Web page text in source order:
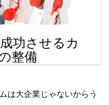
功させるカ
整備
は大企業じゃないからう